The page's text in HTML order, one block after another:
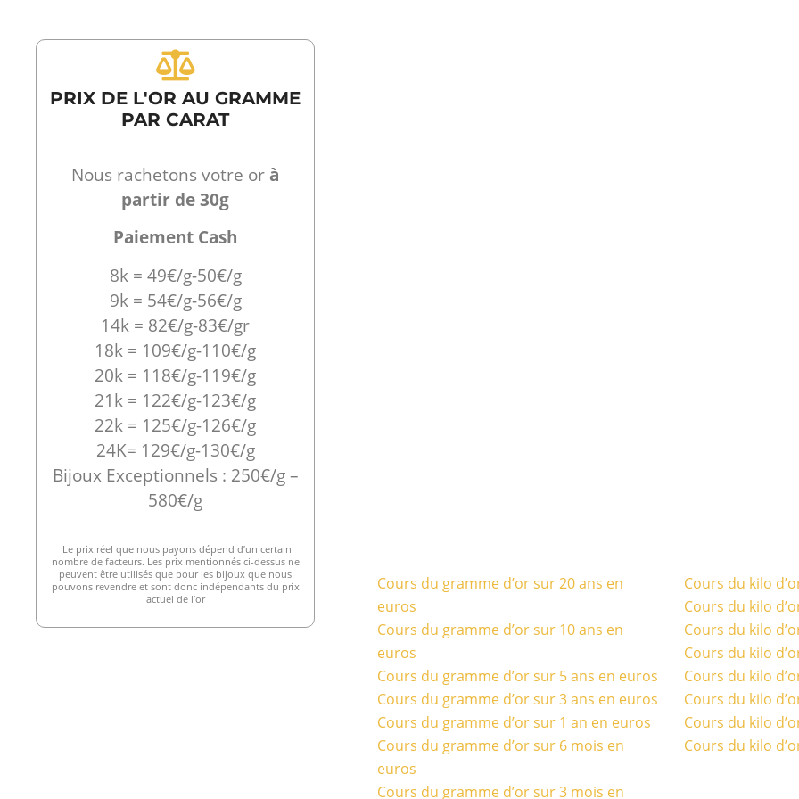
PRIX DE L'OR AU GRAMME
PAR CARAT
Nous rachetons votre orà
partir de 30g
Paiement Cash
8k = 49€/g-50€/g
9k = 54€/g-56€/g
14k = 82€/g-83€/gr
18k = 109€/g-110€/g
20k = 118€/g-119€/g
21k = 122€/g-123€/g
22k = 125€/g-126€/g
24K= 129€/g-130€/g
Bijoux Exceptionnels : 250€/g –
580€/g
Le prix réel que nous payons dépend d’un certain
nombre de facteurs. Les prix mentionnés ci-dessus ne
peuvent être utilisés que pour les bijoux que nous
pouvons revendre et sont donc indépendants du prix
actuel de l’or
Cours du gramme d’or sur 20 ans en
euros
Cours du gramme d’or sur 10 ans en
euros
Cours du gramme d’or sur 5 ans en euros
Cours du gramme d’or sur 3 ans en euros
Cours du gramme d’or sur 1 an en euros
Cours du gramme d’or sur 6 mois en
euros
Cours du gramme d’or sur 3 mois en
Cours du kilo
Cours du kilo
Cours du kilo
Cours du kilo
Cours du kilo
Cours du kilo
Cours du kilo
Cours du kilo